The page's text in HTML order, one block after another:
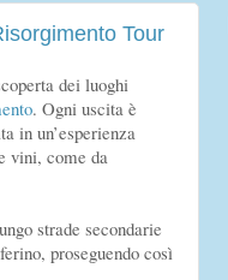
Tour
dei luoghi
. Ogni uscita è
in un’esperienza
vini, come da
strade secondarie
proseguendo così